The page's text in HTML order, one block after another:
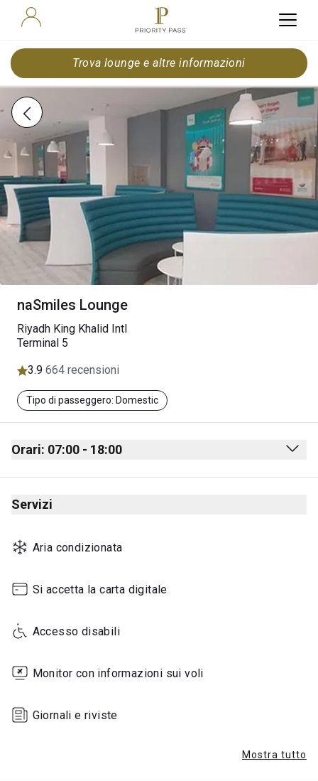
Trova lounge e altre informazioni
naSmiles Lounge
Riyadh King Khalid Intl
Terminal 5
3.9 664 recensioni
Tipo di passeggero: Domestic
Orari: 07:00 - 18:00
Monday 07:00 - 18:00
Tuesday
Thursday
Friday
Sunday
Servizi
Aria condizionata
Si accetta la carta digitale
Accesso disabili
Monitor con informazioni sui voli
Giornali e riviste
Mostra tutto